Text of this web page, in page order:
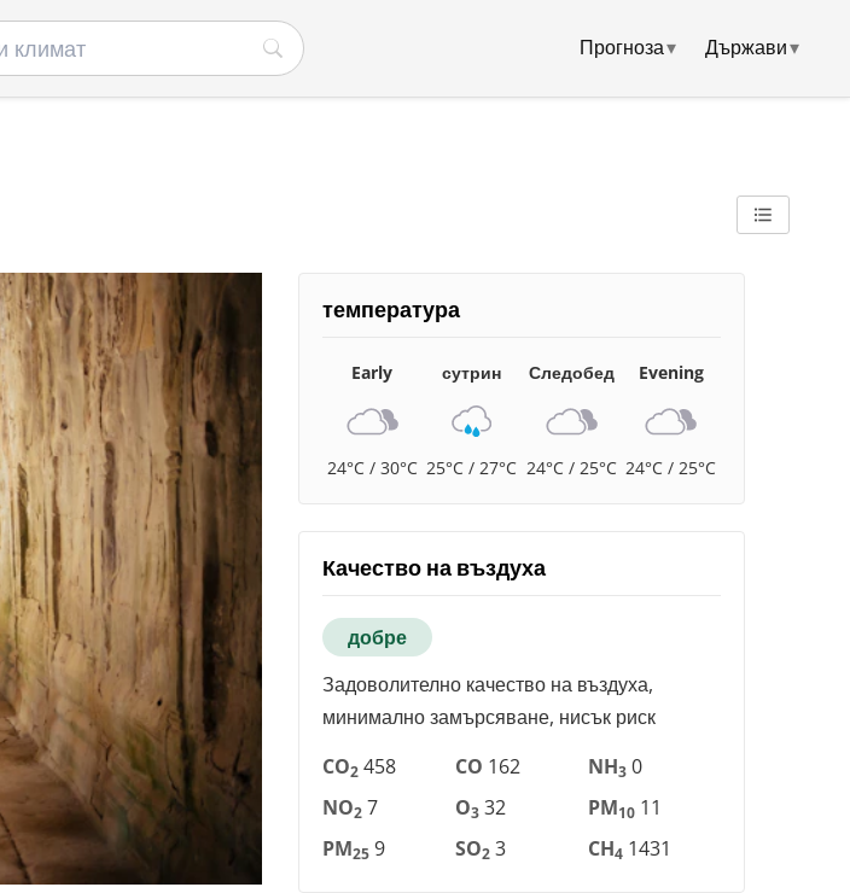
Прогноза▾ Държави▾
температура
Early
24°C / 30°C
сутрин
25°C / 27°C
Следобед
24°C / 25°C
Evening
24°C / 25°C
Качество на въздуха
добре
Задоволително качество на въздуха,
минимално замърсяване, нисък риск
CO2 458 CO 162 NH3 0
NO2 7 O3 32 PM10 11
PM25 9 SO2 3 CH4 1431